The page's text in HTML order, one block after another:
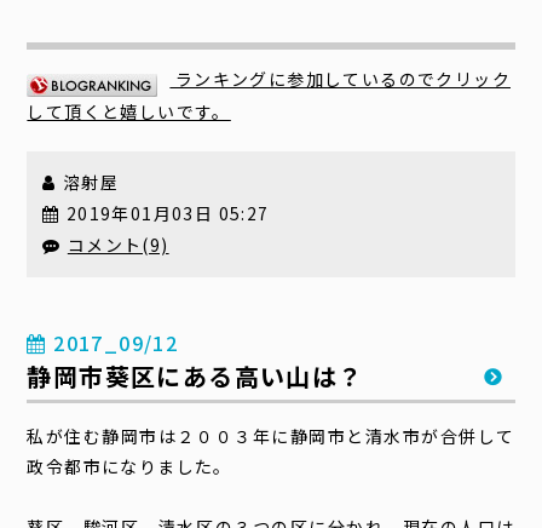
ランキングに参加しているのでクリック
して頂くと嬉しいです。
溶射屋
2019年01月03日 05:27
コメント(9)
2017_09/12
静岡市葵区にある高い山は？
私が住む静岡市は２００３年に静岡市と清水市が合併して
政令都市になりました。